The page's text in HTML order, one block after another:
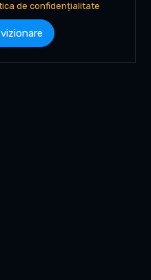
de confidențialitate